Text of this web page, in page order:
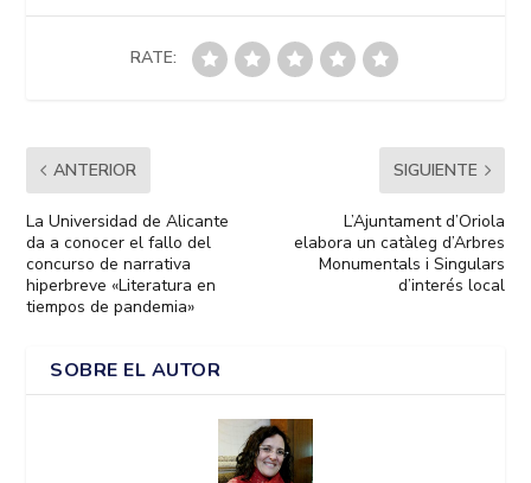
RATE:
ANTERIOR
La Universidad de Alicante
da a conocer el fallo del
concurso de narrativa
hiperbreve «Literatura en
tiempos de pandemia»
SIGUIENTE
L’Ajuntament d’Oriola
elabora un catàleg d’Arbres
Monumentals i Singulars
d’interés local
SOBRE EL AUTOR